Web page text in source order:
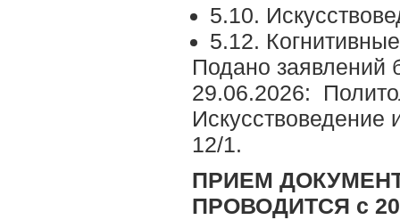
5.10.
5.12.
Подано заявлений
29.06.2026:
Искусствоведение
12/1.
ПРИЕМ
ПРОВОДИТСЯ с 20